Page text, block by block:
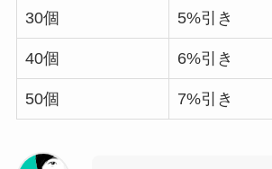
30個 5%引き
40個 6%引き
50個 7%引き